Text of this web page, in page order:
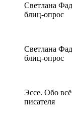
Светлана
блиц-опрос
Светлана
блиц-опрос
Эссе. Обо
писателя